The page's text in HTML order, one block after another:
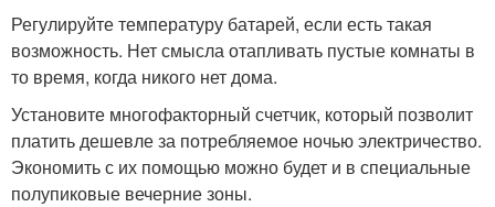
Регулируйте температуру батарей, если есть такая
возможность. Нет смысла отапливать пустые комнаты в
то время, когда никого нет дома.
Установите многофакторный счетчик, который позволит
платить дешевле за потребляемое ночью электричество.
Экономить с их помощью можно будет и в специальные
полупиковые вечерние зоны.